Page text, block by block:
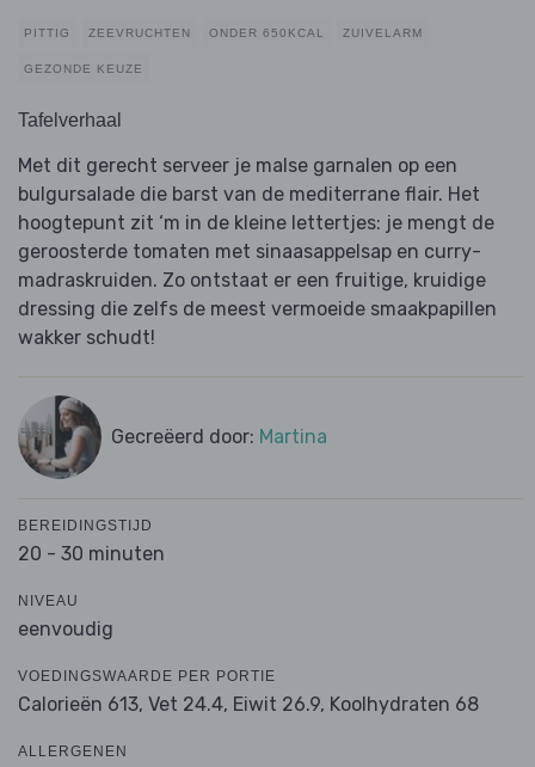
PITTIG ZEEVRUCHTEN ONDER 650KCAL ZUIVELARM
GEZONDE KEUZE
Tafelverhaal
Met dit gerecht serveer je malse garnalen op een
bulgursalade die barst van de mediterrane flair. Het
hoogtepunt zit ‘m in de kleine lettertjes: je mengt de
geroosterde tomaten met sinaasappelsap en curry-
madraskruiden. Zo ontstaat er een fruitige, kruidige
dressing die zelfs de meest vermoeide smaakpapillen
wakker schudt!
Gecreëerd door: Martina
BEREIDINGSTIJD
20 - 30 minuten
NIVEAU
eenvoudig
VOEDINGSWAARDE PER PORTIE
Calorieën 613, Vet 24.4, Eiwit 26.9, Koolhydraten 68
ALLERGENEN